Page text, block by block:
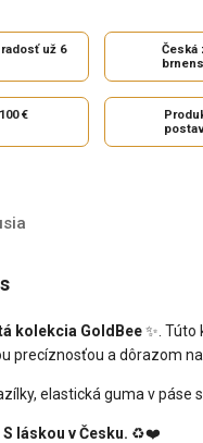
už 6
Česká
€
kolekcia GoldBee✨. Túto
precíznosťou a dôrazom
elastická guma v páse
láskou v Česku. ♻️❤️